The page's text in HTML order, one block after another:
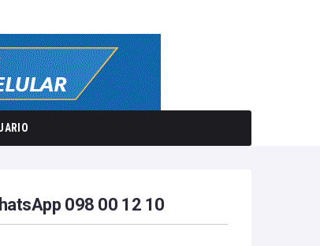
098 00 12 10